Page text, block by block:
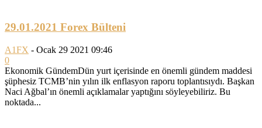
29.01.2021 Forex Bülteni
A1FX - Ocak 29 2021 09:46
0
Ekonomik GündemDün yurt içerisinde en önemli gündem maddesi
şüphesiz TCMB’nin yılın ilk enflasyon raporu toplantısıydı. Başkan
Naci Ağbal’ın önemli açıklamalar yaptığını söyleyebiliriz. Bu
noktada...